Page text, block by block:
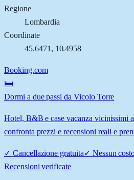
Regione
Lombardia
Coordinate
45.6471 , 10.4958
Booking.com
🛏️
Dormi a due passi da Vicolo Torre
Hotel, B&B e case vacanza vicinissimi
confronta prezzi e recensioni reali e
✓ Cancellazione gratuita✓ Nessun
Recensioni verificate